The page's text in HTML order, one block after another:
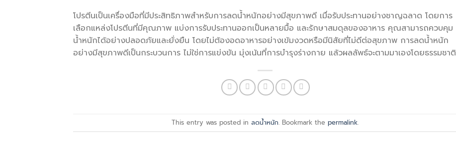
โปรตีนเป็นเครื่องมือที่มีประสิทธิภาพสำหรับการลดน้ำหนักอย่างมีสุขภาพดี เมื่อรับประทานอย่างชาญฉลาด โดยการ
เลือกแหล่งโปรตีนที่มีคุณภาพ แบ่งการรับประทานออกเป็นหลายมื้อ และรักษาสมดุลของอาหาร คุณสามารถควบคุม
น้ำหนักได้อย่างปลอดภัยและยั่งยืน โดยไม่ต้องอดอาหารอย่างเข้มงวดหรือมีนิสัยที่ไม่ดีต่อสุขภาพ การลดน้ำหนัก
อย่างมีสุขภาพดีเป็นกระบวนการ ไม่ใช่การแข่งขัน มุ่งเน้นที่การบำรุงร่างกาย แล้วผลลัพธ์จะตามมาเองโดยธรรมชาติ
This entry was posted inลดน้ำหนัก. Bookmark thepermalink.